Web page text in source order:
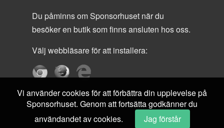
Du påminns om Sponsorhuset när du
besöker en butik som finns ansluten hos oss.
Välj webbläsare för att installera:
Vi använder cookies för att förbättra din upplevelse på
Sponsorhuset. Genom att fortsätta godkänner du
användandet av cookies.
Jag förstår